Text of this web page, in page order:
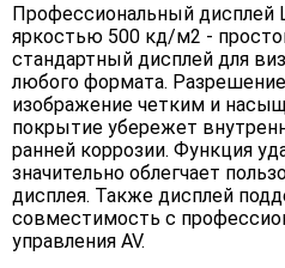
Профессиональный дисплей
яркостью 500 кд/м2 -
стандартный дисплей для
любого формата.
изображение четким и
покрытие убережет
ранней коррозии. Функция
значительно облегчает
дисплея. Также дисплей
совместимость с
управления AV.